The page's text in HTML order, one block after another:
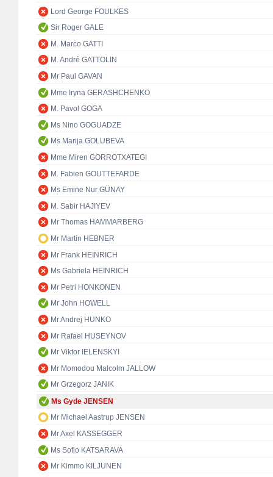
Lord George FOULKES
Sir Roger GALE
M. Marco GATTI
M. André GATTOLIN
Mr Paul GAVAN
Mme Iryna GERASHCHENKO
M. Pavol GOGA
Ms Nino GOGUADZE
Ms Marija GOLUBEVA
Mme Miren GORROTXATEGI
M. Fabien GOUTTEFARDE
Ms Emine Nur GÜNAY
M. Sabir HAJIYEV
Mr Thomas HAMMARBERG
Mr Martin HEBNER
Mr Frank HEINRICH
Ms Gabriela HEINRICH
Mr Petri HONKONEN
Mr John HOWELL
Mr Andrej HUNKO
Mr Rafael HUSEYNOV
Mr Viktor IELENSKYI
Mr Momodou Malcolm JALLOW
Mr Grzegorz JANIK
Ms Gyde JENSEN
Mr Michael Aastrup JENSEN
Mr Axel KASSEGGER
Ms Sofio KATSARAVA
Mr Kimmo KILJUNEN